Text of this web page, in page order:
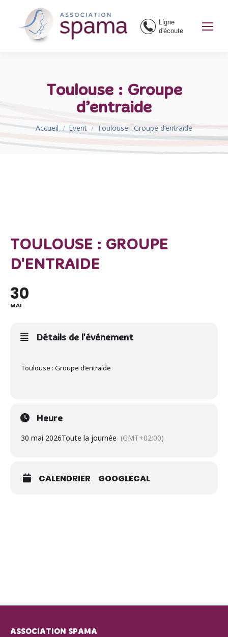
Ligne
d'écoute
Toulouse : Groupe
d’entraide
Vous êtes ici :
Accueil Event Toulouse : Groupe d’entraide
TOULOUSE : GROUPE
D'ENTRAIDE
30
MAI
Détails de l'événement
Toulouse : Groupe d’entraide
Heure
30 mai 2026Toute la journée (GMT+02:00)
CALENDRIER GOOGLECAL
ASSOCIATION SPAMA